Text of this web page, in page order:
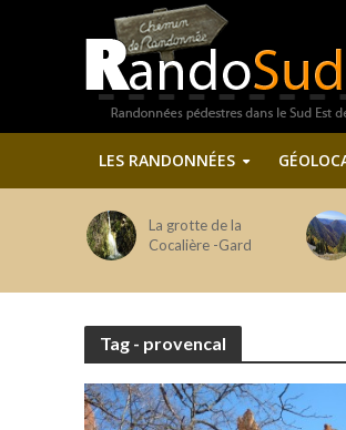
LES RANDONNÉES
La grotte de la
Cocalière -Gard
Tag - provencal